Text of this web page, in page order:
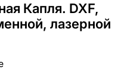
Капля. DXF,
лазерной